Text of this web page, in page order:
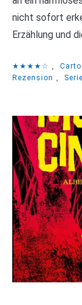
nicht sofort
Erzählung und
★★★★☆ ,
Rezension , Serie